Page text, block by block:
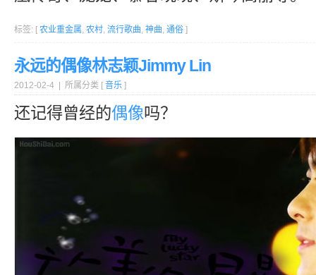
标签: [ 农业重金属, 农村, 流行歌曲, 神曲, 通俗 ]
永远的偶像林志颖Jimmy Lin
2012-02-4 | 所属分类 [ 音乐 ]
还记得曾经的偶像吗？